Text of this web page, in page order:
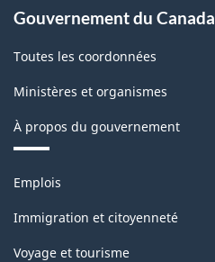
Gouvernement du Canada
Toutes les coordonnées
Ministères et organismes
À propos du gouvernement
Thèmes
sujets
Emplois
Immigration et citoyenneté
Voyage et tourisme